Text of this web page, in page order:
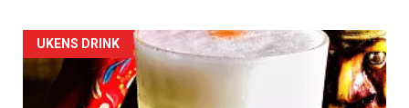
Forsiden
akkurat
UKENS DRINK